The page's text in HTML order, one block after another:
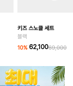
키즈 스노클 세트
블랙
10% 62,10069,000